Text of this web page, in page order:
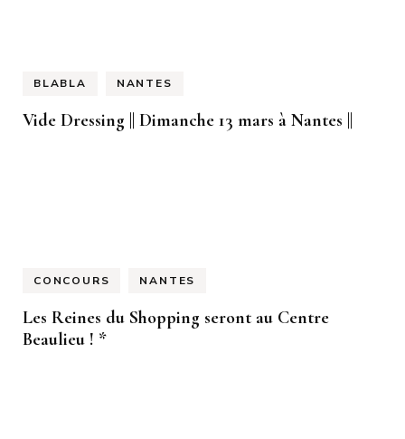
BLABLA NANTES
Vide Dressing || Dimanche 13 mars à Nantes ||
CONCOURS NANTES
Les Reines du Shopping seront au Centre
Beaulieu ! *